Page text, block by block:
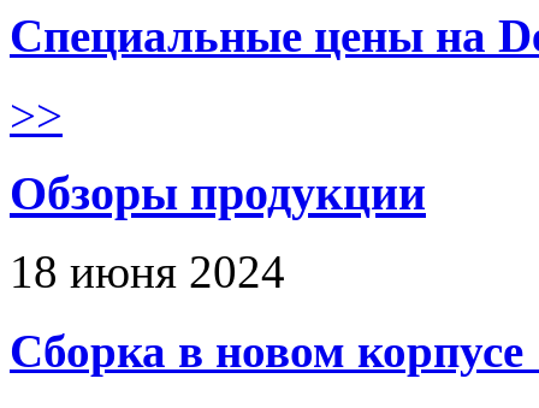
Специальные цены на
>>
Обзоры продукции
18 июня 2024
Сборка в новом